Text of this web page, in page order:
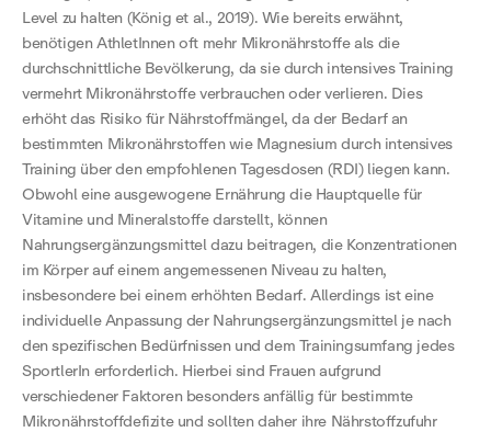
Level zu halten (König et al., 2019). Wie bereits erwähnt,
benötigen AthletInnen oft mehr Mikronährstoffe als die
durchschnittliche Bevölkerung, da sie durch intensives Training
vermehrt Mikronährstoffe verbrauchen oder verlieren. Dies
erhöht das Risiko für Nährstoffmängel, da der Bedarf an
bestimmten Mikronährstoffen wie Magnesium durch intensives
Training über den empfohlenen Tagesdosen (RDI) liegen kann.
Obwohl eine ausgewogene Ernährung die Hauptquelle für
Vitamine und Mineralstoffe darstellt, können
Nahrungsergänzungsmittel dazu beitragen, die Konzentrationen
im Körper auf einem angemessenen Niveau zu halten,
insbesondere bei einem erhöhten Bedarf. Allerdings ist eine
individuelle Anpassung der Nahrungsergänzungsmittel je nach
den spezifischen Bedürfnissen und dem Trainingsumfang jedes
SportlerIn erforderlich. Hierbei sind Frauen aufgrund
verschiedener Faktoren besonders anfällig für bestimmte
Mikronährstoffdefizite und sollten daher ihre Nährstoffzufuhr